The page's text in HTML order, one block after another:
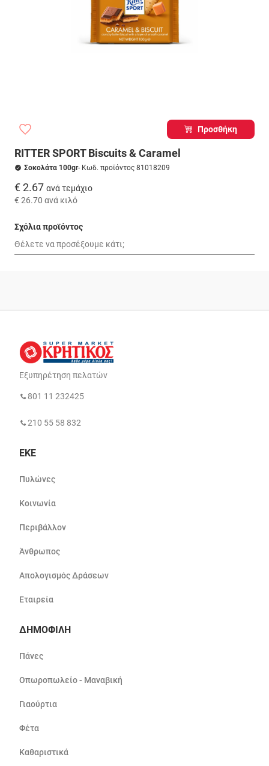
Προσθήκη
RITTER SPORT Biscuits & Caramel
Σοκολάτα 100gr- Κωδ. προϊόντος 81018209
€ 2.67 ανά τεμάχιο
€ 26.70 ανά κιλό
Σχόλια προϊόντος
Εξυπηρέτηση πελατών
801 11 232425
210 55 58 832
ΕΚΕ
Πυλώνες
Κοινωνία
Περιβάλλον
Άνθρωπος
Απολογισμός Δράσεων
Εταιρεία
ΔΗΜΟΦΙΛΗ
Πάνες
Οπωροπωλείο - Μαναβική
Γιαούρτια
Φέτα
Καθαριστικά